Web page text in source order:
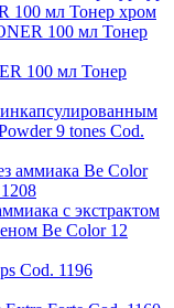
100 мл Тонер хром
100 мл Тонер
100 мл Тонер
9 tones Cod.
аммиака Be Color
с экстрактом
Be Color 12
Cod. 1196